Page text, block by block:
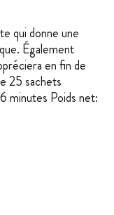
qui donne une
Également
en fin de
25 sachets
minutes Poids net: